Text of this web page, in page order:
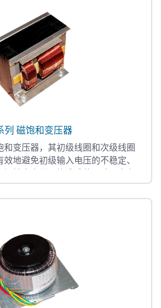
列 磁饱和变压器
和变压器，其初级线圈和次级线圈
地避免初级输入电压的不稳定、
靠、稳压的交流工作电压。